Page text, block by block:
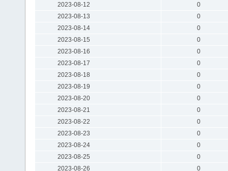
2023-08-12
0
2023-08-13
0
2023-08-14
0
2023-08-15
0
2023-08-16
0
2023-08-17
0
2023-08-18
0
2023-08-19
0
2023-08-20
0
2023-08-21
0
2023-08-22
0
2023-08-23
0
2023-08-24
0
2023-08-25
0
2023-08-26
0